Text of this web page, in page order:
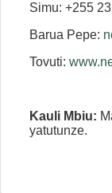
Simu: +255
Barua Pepe:
Tovuti:
Kauli Mbiu:
yatutunze.